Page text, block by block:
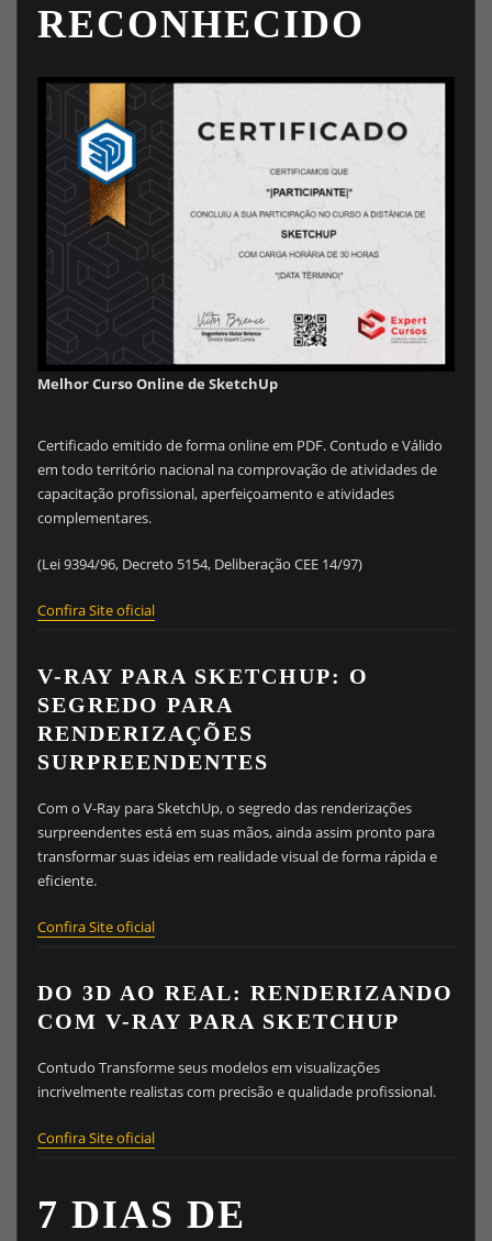
RECONHECIDO
Melhor Curso Online de SketchUp
Certificado emitido de forma online em PDF. Contudo e Válido
em todo território nacional na comprovação de atividades de
capacitação profissional, aperfeiçoamento e atividades
complementares.
(Lei 9394/96, Decreto 5154, Deliberação CEE 14/97)
Confira Site oficial
V-RAY PARA SKETCHUP: O
SEGREDO PARA
RENDERIZAÇÕES
SURPREENDENTES
Com o V-Ray para SketchUp, o segredo das renderizações
surpreendentes está em suas mãos, ainda assim pronto para
transformar suas ideias em realidade visual de forma rápida e
eficiente.
Confira Site oficial
DO 3D AO REAL: RENDERIZANDO
COM V-RAY PARA SKETCHUP
Contudo Transforme seus modelos em visualizações
incrivelmente realistas com precisão e qualidade profissional.
Confira Site oficial
7 DIAS DE